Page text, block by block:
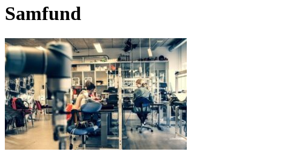
Samfund